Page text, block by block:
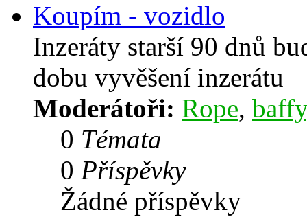
Koupím - vozidlo
Inzeráty starší 90 dnů
dobu vyvěšení inzerátu
Moderátoři: Rope, baffy
0 Témata
0 Příspěvky
Žádné příspěvky